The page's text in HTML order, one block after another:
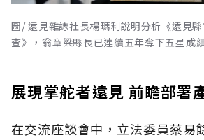
圖/ 遠見雜誌社長楊瑪利說明分析《遠見
查》，翁章梁縣長已連續五年奪下五星成
展現掌舵者遠見 前瞻部署
在交流座談會中，立法委員蔡易